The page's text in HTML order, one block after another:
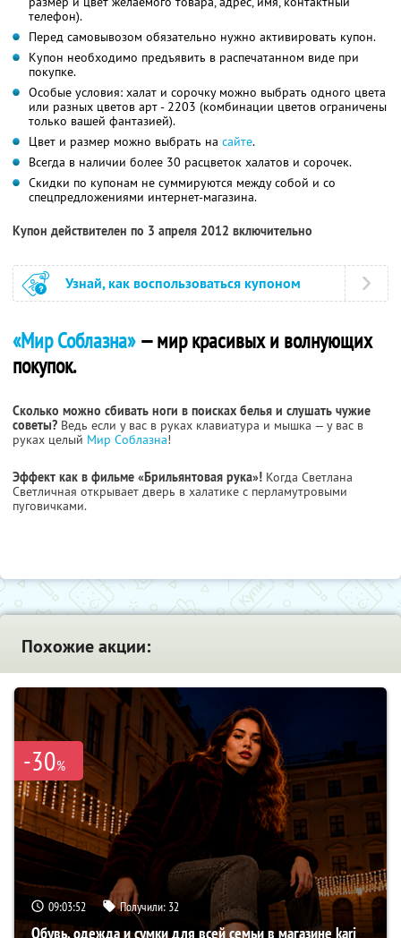
телефон).
Перед самовывозом обязательно нужно активировать купон.
Купон необходимо предъявить в распечатанном виде при
покупке.
Особые условия: халат и сорочку можно выбрать одного цвета
или разных цветов арт - 2203 (комбинации цветов ограничены
только вашей фантазией).
Цвет и размер можно выбрать на сайте.
Всегда в наличии более 30 расцветок халатов и сорочек.
Скидки по купонам не суммируются между собой и со
спецпредложениями интернет-магазина.
Купон действителен по 3 апреля 2012 включительно
Узнай, как воспользоваться купоном
«Мир Соблазна»— мир красивых и волнующих
покупок.
Сколько можно сбивать ноги в поисках белья и слушать чужие
советы? Ведь если у вас в руках клавиатура и мышка — у вас в
руках целый Мир Соблазна!
Эффект как в фильме «Брильянтовая рука»! Когда Светлана
Светличная открывает дверь в халатике с перламутровыми
пуговичками.
Похожие акции:
-30%
09:03:51 Получили: 32
Обувь, одежда и сумки для всей семьи в магазине kari